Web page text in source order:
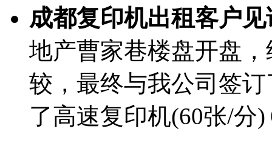
成都复印机出租客户
地产曹家巷楼盘开盘
较，最终与我公司签
了高速复印机(60张/